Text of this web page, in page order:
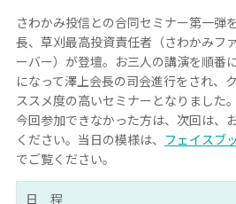
さわかみ投信との合同セミナー第一弾
長、草刈最高投資責任者（さわかみフ
ーバー）が登壇。お三人の講演を順番
になって澤上会長の司会進行をされ、
ススメ度の高いセミナーとなりました
今回参加できなかった方は、次回は、
ください。当日の模様は、 フェイスブ
でご覧ください。
日 程